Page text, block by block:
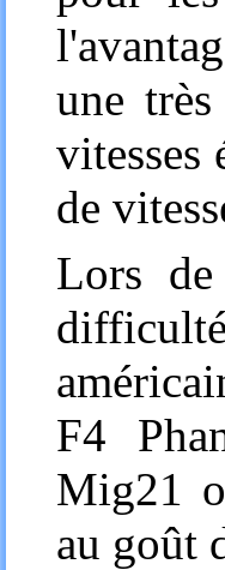
une
vitesses
de
Lors
F4
Mig21
au goût